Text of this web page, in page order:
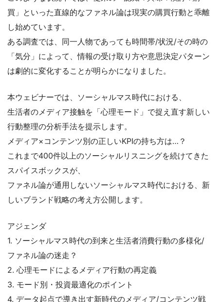
買」といった直線的なファネル論は現実の購買行動と乖離
し始めています。
ある調査では、同一人物であっても時間帯/状況/その時の
「気分」によって、情報の受け取り方や意思決定パターン
は劇的に変化することが明らかになりました。
本ウェビナーでは、ソーシャルマス時代における、
生活者のメディア接触を「心理モード」で捉え直す新しい
行動整理の分析手法を提示します。
メディア×コンテンツ別の正しいKPIの持ち方は…？
これまで400件以上のソーシャルリスニングを続けてきた
スパイスボックスが、
ファネル論が通用しないソーシャルマス時代における、新
しいブランド戦略の考え方公開します。
アジェンダ
1. ソーシャルマス時代の到来と生活者消費行動の多様化/
ファネル論の迷走？
2. 心理モードによるメディア行動の再定義
3. モード別・投資最適化のポイント
4. データ起点で導き出す新時代のメディア/コンテンツ戦